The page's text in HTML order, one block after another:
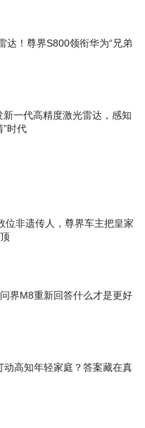
达！尊界S800领衔华为“兄弟
一代高精度激光雷达，感知
”时代
位非遗传人，尊界车主把皇家
界M8重新回答什么才是更好
动高知年轻家庭？答案藏在真